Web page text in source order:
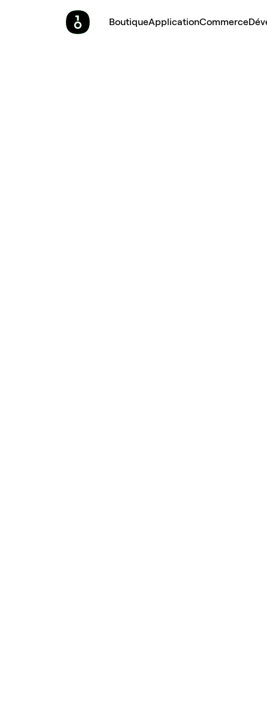
BoutiqueApplicationCommerce